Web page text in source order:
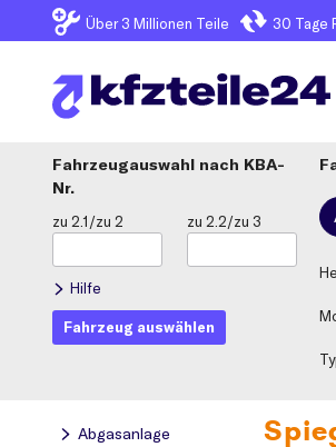
Über 3 Millionen Teile 30 Tage
Fahrzeugauswahl
KBA-
Nr.
zu 2.1/zu 2 zu 2.2/zu 3
Hilfe
Fahrzeug auswählen
Abgasanlage